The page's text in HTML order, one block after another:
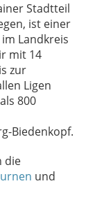
Stadtteil
ist einer
Landkreis
mit 14
zur
Ligen
800
Biedenkopf.
die
und